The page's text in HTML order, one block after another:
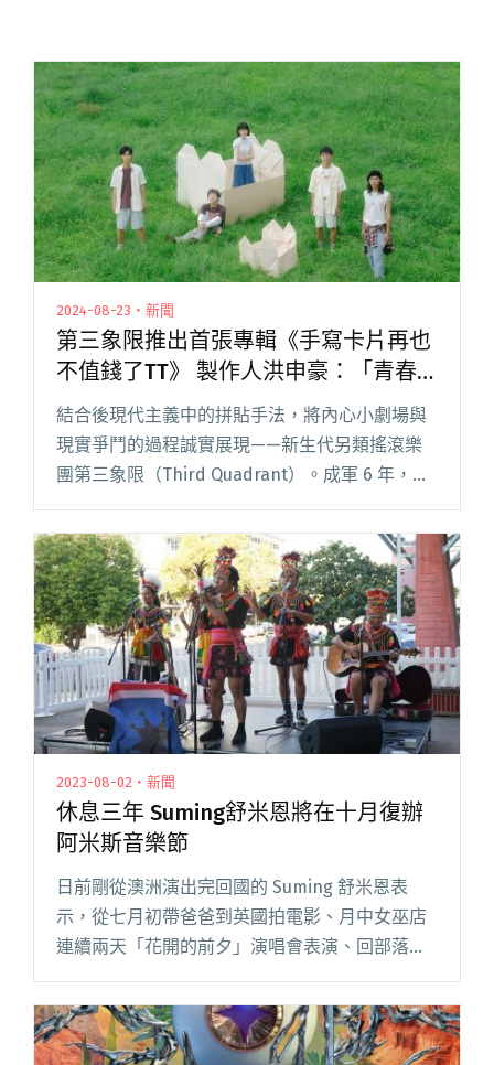
2024-08-23・新聞
第三象限推出首張專輯《手寫卡片再也
不值錢了TT》 製作人洪申豪：「青春
期彆扭集大成。」
結合後現代主義中的拼貼手法，將內心小劇場與
現實爭鬥的過程誠實展現——新生代另類搖滾樂
團第三象限（Third Quadrant）。成軍 6 年，推
出首張專輯《手寫卡片再也不值錢了TT》，由
VOOID 的靈魂人物洪申豪操刀製作，而他們也將
於 閱讀全文 "第三象限推出首張專輯《手寫卡片
再也不值錢了TT》 製作人洪申豪：「青春期彆扭
集大成。」"
2023-08-02・新聞
休息三年 Suming舒米恩將在十月復辦
阿米斯音樂節
日前剛從澳洲演出完回國的 Suming 舒米恩表
示，從七月初帶爸爸到英國拍電影、月中女巫店
連續兩天「花開的前夕」演唱會表演、回部落參
加豐年祭、一直到月底的國外交流，七月對他來
說就像馬拉松賽跑，現在終於能夠繼續好好宣傳
即將在 10/8、10/閱讀全文 "休息三年 Suming舒